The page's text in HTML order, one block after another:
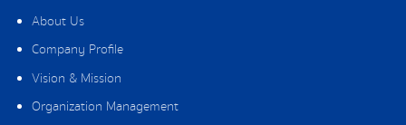
About Us
Company Profile
Vision & Mission
Organization Management